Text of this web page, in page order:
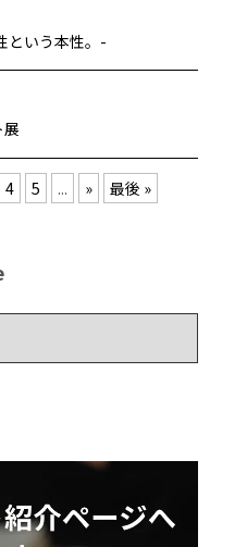
という本性。-
4 5 ... » 最後 »